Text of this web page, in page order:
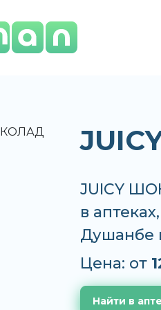
JUICY
в
Душанбе
Цена: от
Найти в